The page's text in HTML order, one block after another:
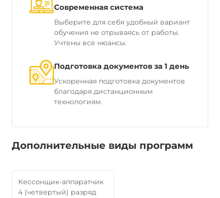
Современная система
Выберите для себя удобный вариант
обучения не отрываясь от работы.
Учтены все нюансы.
Подготовка документов за 1 день
Ускоренная подготовка документов
благодаря дистанционным
технологиям.
Дополнительные виды программ
Кессонщик-аппаратчик
4 (четвертый) разряд